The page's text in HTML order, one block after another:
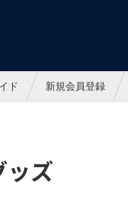
ョップ
ド 新規会員登録
ズ